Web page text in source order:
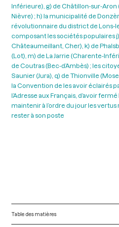
Inférieure), g) de Châtillon-sur-
Nièvre) ; h) la municipalité de
révolutionnaire du district de Lons-
composant les sociétés populaires
Châteaumeillant, Cher), k) de
(Lot), m) de La Jarrie (Charente-
de Coutras (Bec-d’Ambès) ; les
Saunier (Jura), q) de Thionville
la Convention de les avoir éclairés
l’Adresse aux Français, d’avoir
maintenir à l’ordre du jour les
rester à son poste
Table des matières